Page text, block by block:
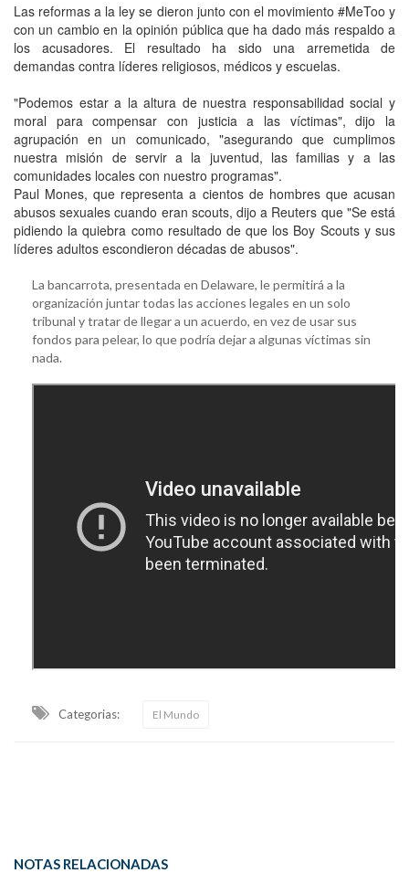
Las reformas a la ley se dieron junto con el movimiento #MeToo y
con un cambio en la opinión pública que ha dado más respaldo a
los acusadores. El resultado ha sido una arremetida de
demandas contra líderes religiosos, médicos y escuelas.
"Podemos estar a la altura de nuestra responsabilidad social y
moral para compensar con justicia a las víctimas", dijo la
agrupación en un comunicado, "asegurando que cumplimos
nuestra misión de servir a la juventud, las familias y a las
comunidades locales con nuestro programas".
Paul Mones, que representa a cientos de hombres que acusan
abusos sexuales cuando eran scouts, dijo a Reuters que "Se está
pidiendo la quiebra como resultado de que los Boy Scouts y sus
líderes adultos escondieron décadas de abusos".
La bancarrota, presentada en Delaware, le permitirá a la
organización juntar todas las acciones legales en un solo
tribunal y tratar de llegar a un acuerdo, en vez de usar sus
fondos para pelear, lo que podría dejar a algunas víctimas sin
nada.
Categorias: El Mundo
NOTAS RELACIONADAS